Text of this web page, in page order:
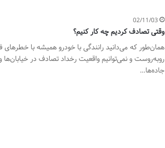
02/11/03
وقتی تصادف کردیم چه کار کنیم؟
همان‌طور که می‌دانید رانندگی با خودرو همیشه با خطرهای
روبه‌روست و نمی‌توانیم واقعیت رخداد تصادف در خیابان‌ها
جاده‌ها…